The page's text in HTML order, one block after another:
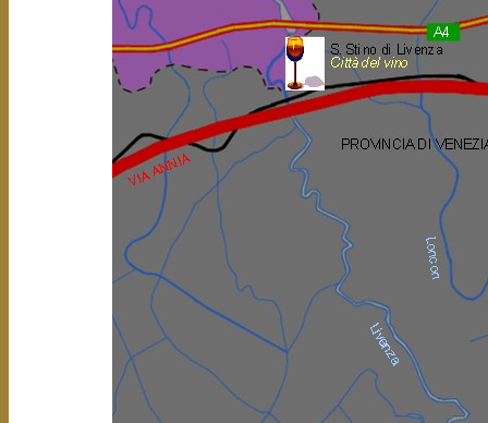
Sul finire dell’Ottocento, infatti, inizia a diffondersi in queste
(Tai dal 2007), che è la vera colonna portante del
in epoca austriaca, un canonico di Concordia,
campagna a Lison di Portogruaro, fu il primo a coltivare
separandolo dagli altri vini bianchi allora prodotti. Fu imitato
Angelo Baj e il loro esempio fece numerosi proseliti.
Nell’ultimo decennio dell’800 il Tai trovò un grande estimatore
Dalla Pasqua, che non solo razionalizzò le piantagioni di Tai,
che s’estendeva in modo abbastanza omogeneo nel
San Stino di Livenza, Portogruaro e Fossalta di Portogruaro.
Dopo la prima guerra mondiale, a sostituire le tantissime viti
arrivati in zona i primi vitigni francesi: Cabernet, Malbech,
bianco, Pinot grigio e Sauvignon fra i bianchi, che
Riesling, al Tai e al Verduzzo che erano riusciti a superare le
Negli stessi anni del dopoguerra furono riprese le imponenti
acquistare all’agricoltura vasti appezzamenti sia in destra
specie nelle aree di San Stino, Loncon di Annone Veneto e
guadagnò, sicchè, dopo la seconda guerra mondiale,
il numero e soprattutto la qualità dei vigneti, si diffuse nelle
la qualità dei vini e alcune aziende acquisirono in breve tempo